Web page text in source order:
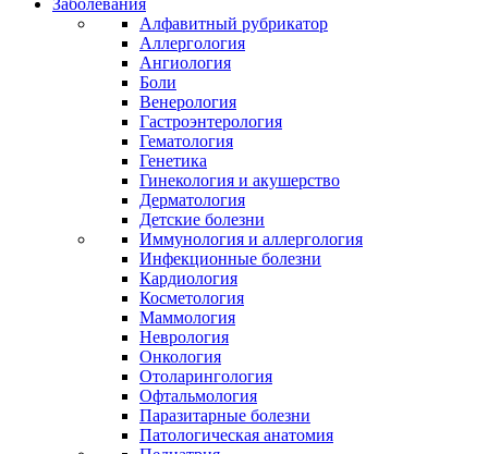
Заболевания
Алфавитный рубрикатор
Аллергология
Ангиология
Боли
Венерология
Гастроэнтерология
Гематология
Генетика
Гинекология и акушерство
Дерматология
Детские болезни
Иммунология и аллергология
Инфекционные болезни
Кардиология
Косметология
Маммология
Неврология
Онкология
Отоларингология
Офтальмология
Паразитарные болезни
Патологическая анатомия